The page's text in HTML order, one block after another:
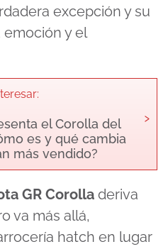
excepción y su
y el
el Corolla del
es y qué cambia
más vendido?
›
GR Corolla deriva
va más allá,
hatch en lugar